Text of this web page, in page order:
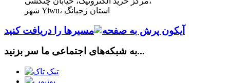
شهر Yiwu، استان ژجیانگ
مسیرها را دریافت کنید
به شبکه‌های اجتماعی ما سر بزنید...